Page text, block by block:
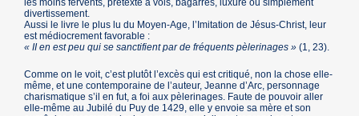
les moins fervents, prétexte à vols, bagarres, luxure ou simplement
divertissement.
Aussi le livre le plus lu du Moyen-Age, l’Imitation de Jésus-Christ, leur
est médiocrement favorable :
« II en est peu qui se sanctifient par de fréquents pèlerinages » (1, 23).
Comme on le voit, c’est plutôt l’excès qui est critiqué, non la chose elle-
même, et une contemporaine de l’auteur, Jeanne d’Arc, personnage
charismatique s’il en fut, a foi aux pèlerinages. Faute de pouvoir aller
elle-même au Jubilé du Puy de 1429, elle y envoie sa mère et son